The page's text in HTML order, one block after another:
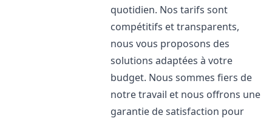
quotidien. Nos tarifs sont
compétitifs et transparents,
nous vous proposons des
solutions adaptées à votre
budget. Nous sommes fiers de
notre travail et nous offrons une
garantie de satisfaction pour